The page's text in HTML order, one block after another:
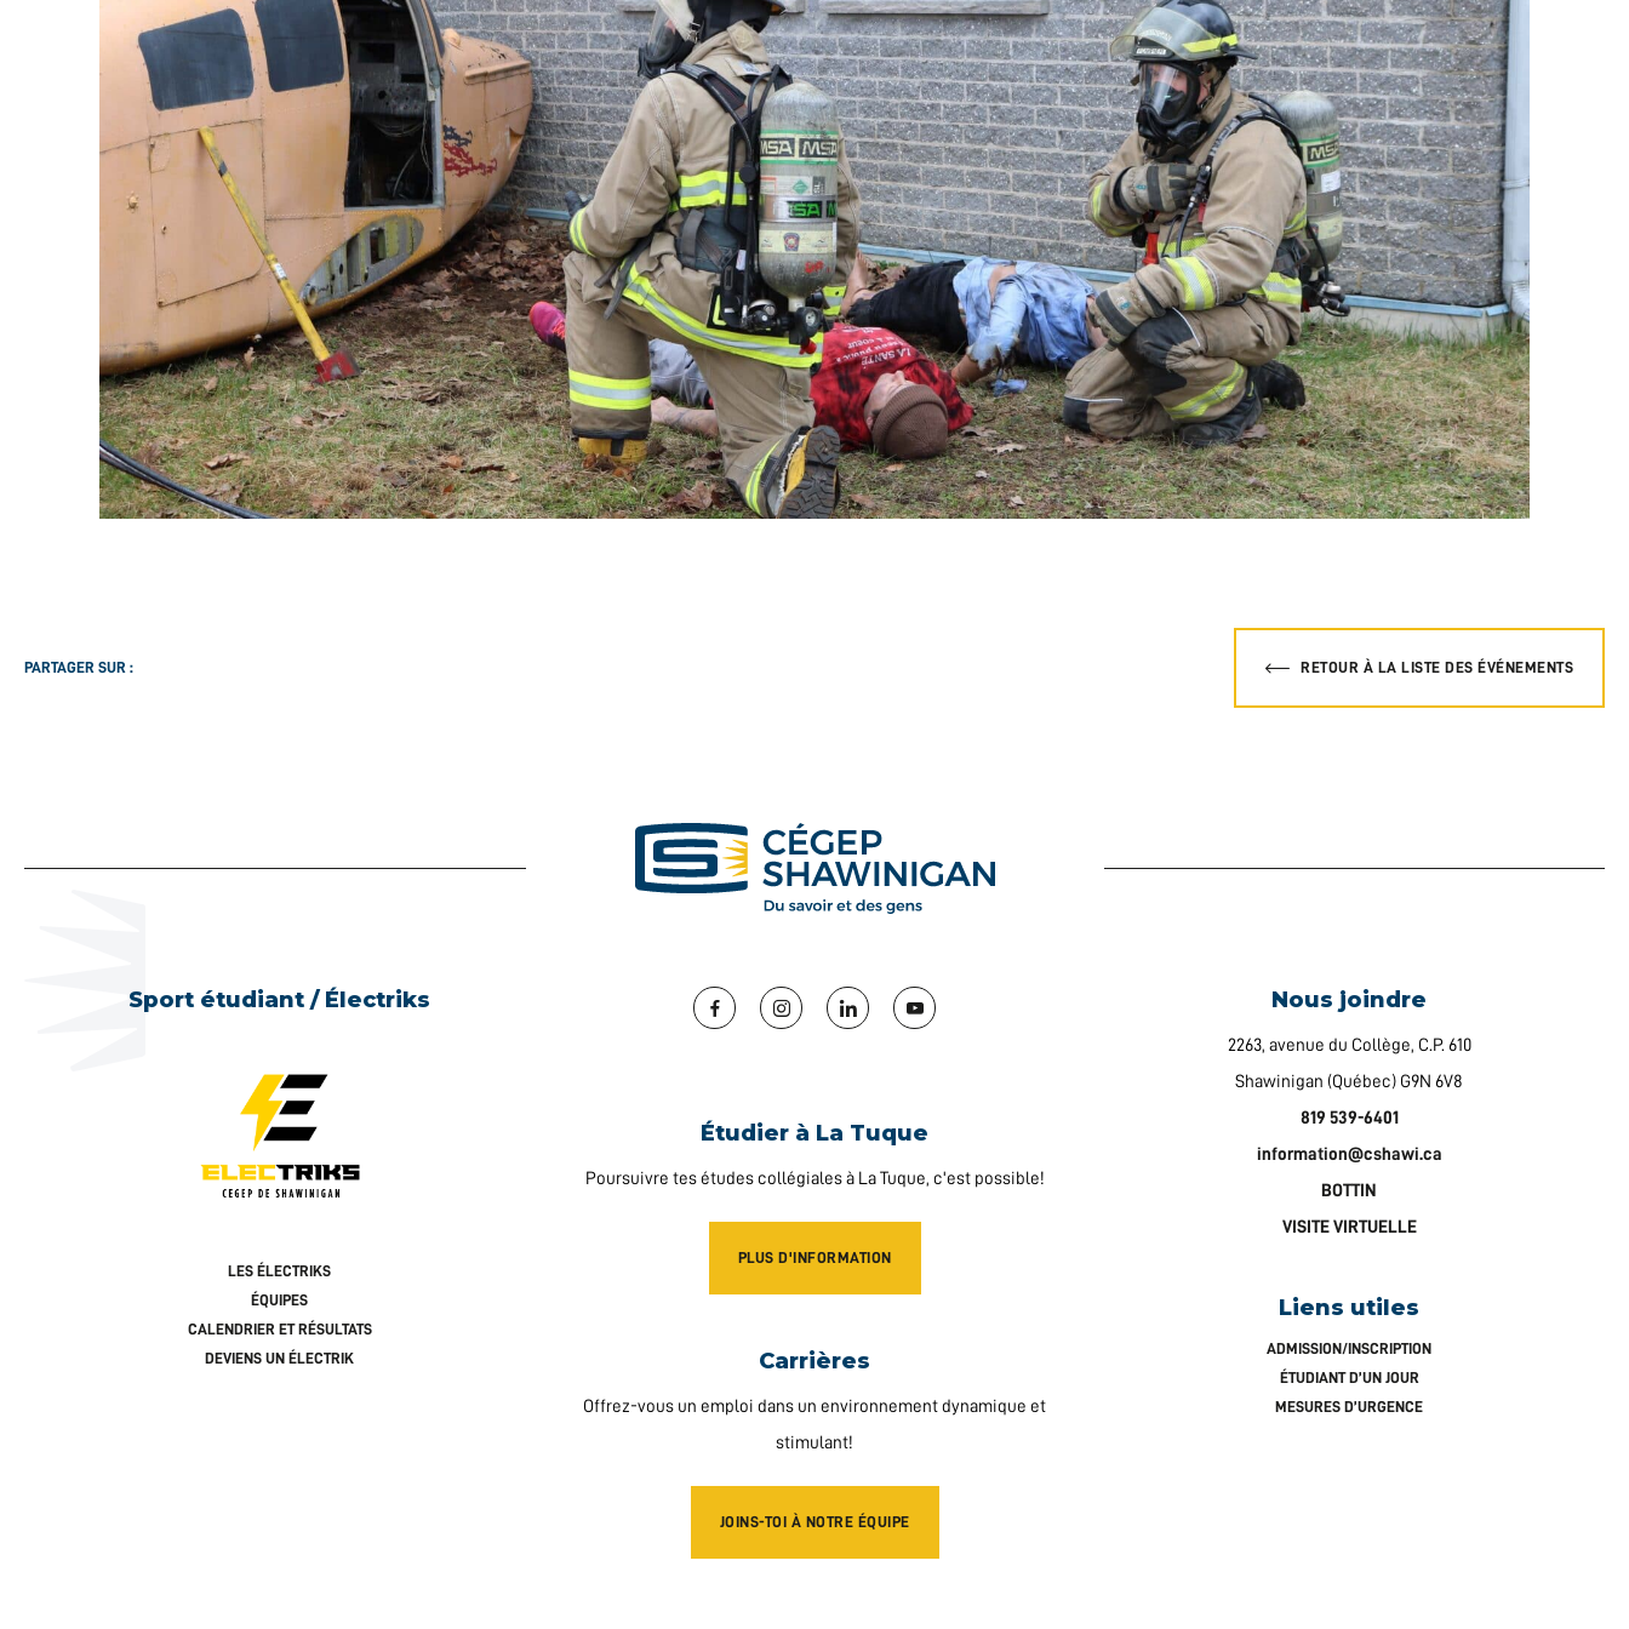
PARTAGER SUR : RETOUR À LA LISTE DES ÉVÉNEMENTS
Sport étudiant / Électriks
LES ÉLECTRIKS
ÉQUIPES
CALENDRIER ET RÉSULTATS
DEVIENS UN ÉLECTRIK
Facebook Instagram LinkedIn YouTube
Étudier à La Tuque
Poursuivre tes études collégiales à La Tuque, c'est possible!
PLUS D'INFORMATION
Carrières
Offrez-vous un emploi dans un environnement dynamique et
stimulant!
JOINS-TOI À NOTRE ÉQUIPE
Nous joindre
2263, avenue du Collège, C.P. 610
Shawinigan (Québec) G9N 6V8
819 539-6401
information@cshawi.ca
BOTTIN
VISITE VIRTUELLE
Liens utiles
ADMISSION/INSCRIPTION
ÉTUDIANT D’UN JOUR
MESURES D’URGENCE